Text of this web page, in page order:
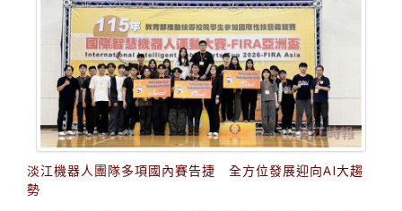
淡江機器人團隊多項國內賽告捷 全方位發展迎向AI大趨
勢